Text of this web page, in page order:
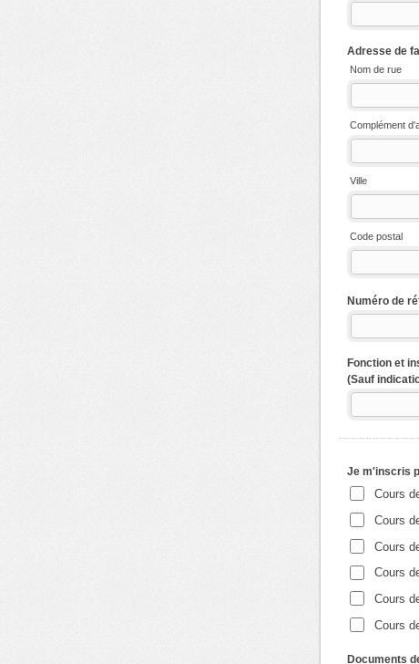
Adresse de
Nom de rue
Complément
Ville
Code postal
Numéro de
Fonction et
(Sauf
Je m'inscris
Cours
Cours
Cours
Cours
Cours
Cours
Documents